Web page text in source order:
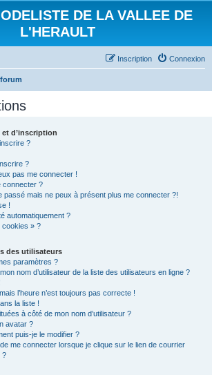
DE LA VALLEE DE
L'HERAULT
Connexion
Inscription
d’inscription
?
?
pas me connecter !
connecter ?
passé mais ne peux à présent plus me connecter ?!
!
automatiquement ?
cookies » ?
des utilisateurs
paramètres ?
nom d’utilisateur de la liste des utilisateurs en ligne ?
l’heure n’est toujours pas correcte !
la liste !
à côté de mon nom d’utilisateur ?
avatar ?
puis-je le modifier ?
me connecter lorsque je clique sur le lien de courrier
?